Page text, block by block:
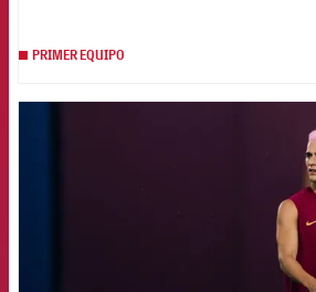
PRIMER EQUIPO
FCB